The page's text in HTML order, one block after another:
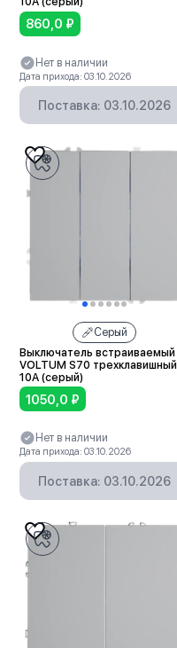
860,0 ₽
Нет в наличии
Дата прихода: 03.10.2026
Поставка: 03.10.2026
Серый
Выключатель встраиваемый
VOLTUM S70 трехклавишный
10А (серый)
1050,0 ₽
Нет в наличии
Дата прихода: 03.10.2026
Поставка: 03.10.2026